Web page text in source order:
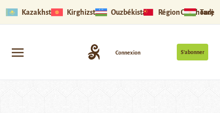
Kazakhstan Kirghizstan Ouzbékistan Région Ouïghoure
S’abonner
Connexion